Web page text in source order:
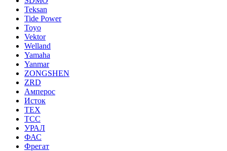
Teksan
Tide Power
Toyo
Vektor
Welland
Yamaha
Yanmar
ZONGSHEN
ZRD
Амперос
Исток
ТЕХ
ТСС
УРАЛ
ФАС
Фрегат